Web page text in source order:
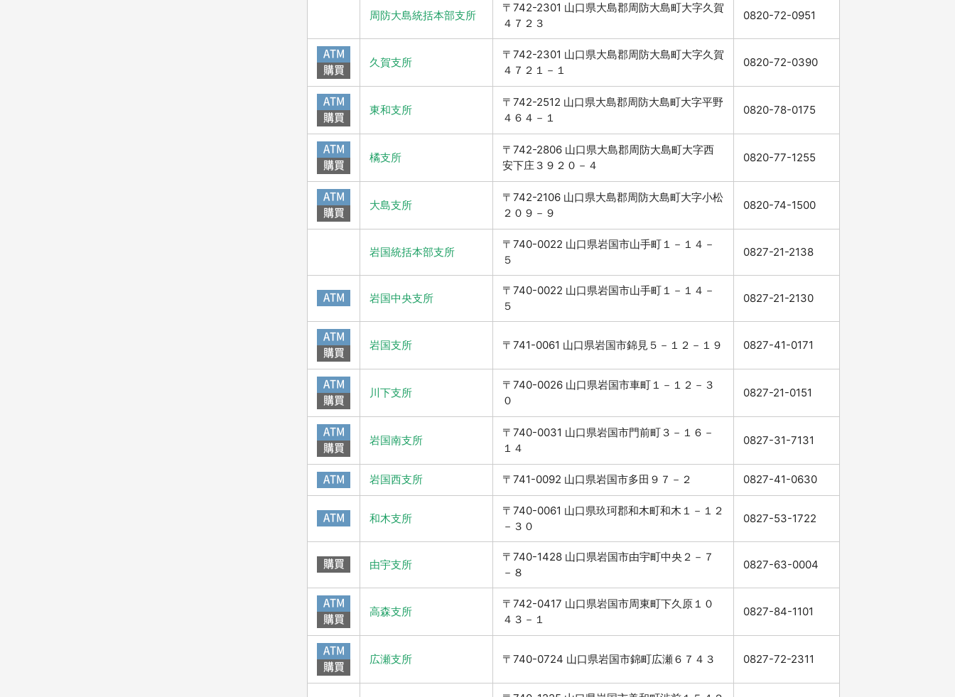
周防大島統括本部支所
〒742-2301 山口県大島郡周防大島町大字久賀
４７２３
0820-72-0951
ATM
購買
久賀支所
〒742-2301 山口県大島郡周防大島町大字久賀
４７２１－１
0820-72-0390
ATM
購買
東和支所
〒742-2512 山口県大島郡周防大島町大字平野
４６４－１
0820-78-0175
ATM
購買
橘支所
〒742-2806 山口県大島郡周防大島町大字西
安下庄３９２０－４
0820-77-1255
ATM
購買
大島支所
〒742-2106 山口県大島郡周防大島町大字小松
２０９－９
0820-74-1500
岩国統括本部支所
〒740-0022 山口県岩国市山手町１－１４－
５
0827-21-2138
ATM 岩国中央支所
〒740-0022 山口県岩国市山手町１－１４－
５
0827-21-2130
ATM
購買
岩国支所 〒741-0061 山口県岩国市錦見５－１２－１９ 0827-41-0171
ATM
購買
川下支所
〒740-0026 山口県岩国市車町１－１２－３
０
0827-21-0151
ATM
購買
岩国南支所
〒740-0031 山口県岩国市門前町３－１６－
１４
0827-31-7131
ATM 岩国西支所 〒741-0092 山口県岩国市多田９７－２ 0827-41-0630
ATM 和木支所
〒740-0061 山口県玖珂郡和木町和木１－１２
－３０
0827-53-1722
購買 由宇支所
〒740-1428 山口県岩国市由宇町中央２－７
－８
0827-63-0004
ATM
購買
高森支所
〒742-0417 山口県岩国市周東町下久原１０
４３－１
0827-84-1101
ATM
購買
広瀬支所 〒740-0724 山口県岩国市錦町広瀬６７４３ 0827-72-2311